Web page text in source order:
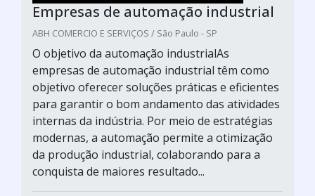
Empresas de automação industrial
ABH COMERCIO E SERVIÇOS / São Paulo - SP
O objetivo da automação industrialAs
empresas de automação industrial têm como
objetivo oferecer soluções práticas e eficientes
para garantir o bom andamento das atividades
internas da indústria. Por meio de estratégias
modernas, a automação permite a otimização
da produção industrial, colaborando para a
conquista de maiores resultado...